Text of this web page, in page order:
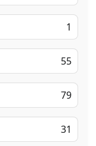
1
55
79
31